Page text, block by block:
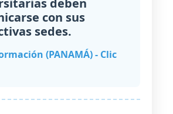
con sus
sedes.
(PANAMÁ) - Clic